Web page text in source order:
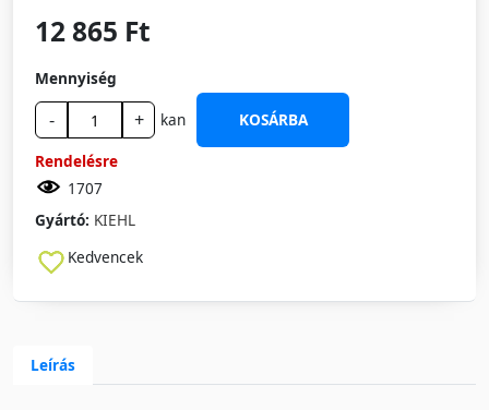
12 865 Ft
Mennyiség
- + kan
KOSÁRBA
Rendelésre
1707
Gyártó: KIEHL
Kedvencek
Leírás